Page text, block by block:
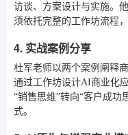
访谈、方案设计与实施。
须依托完整的工作坊流程
4. 实战案例分享
杜军老师以两个案例阐释
通过工作坊设计AI商业化
“销售思维”转向“客户成功
式。